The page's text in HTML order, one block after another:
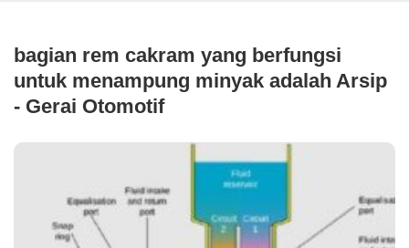
bagian rem cakram yang berfungsi
untuk menampung minyak adalah Arsip
- Gerai Otomotif